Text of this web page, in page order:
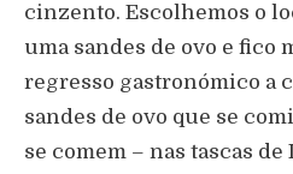
cinzento. Escolhemos o
uma sandes de ovo e fico
regresso gastronómico a
sandes de ovo que se
se comem – nas tascas de